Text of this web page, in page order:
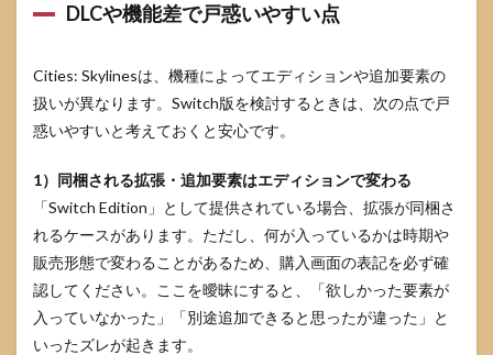
DLCや機能差で戸惑いやすい点
Cities: Skylinesは、機種によってエディションや追加要素の
扱いが異なります。Switch版を検討するときは、次の点で戸
惑いやすいと考えておくと安心です。
1）同梱される拡張・追加要素はエディションで変わる
「Switch Edition」として提供されている場合、拡張が同梱さ
れるケースがあります。ただし、何が入っているかは時期や
販売形態で変わることがあるため、購入画面の表記を必ず確
認してください。ここを曖昧にすると、「欲しかった要素が
入っていなかった」「別途追加できると思ったが違った」と
いったズレが起きます。